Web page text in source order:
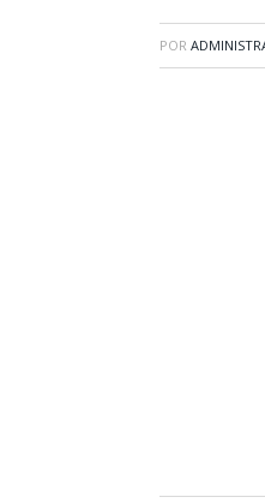
POR